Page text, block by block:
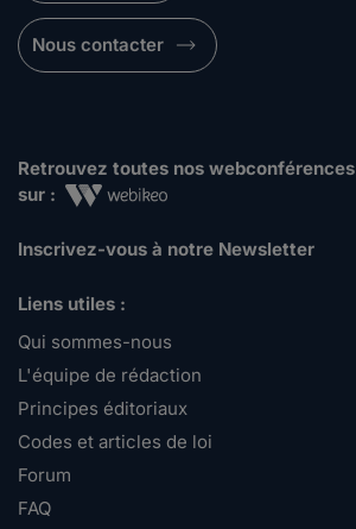
Nous contacter
Retrouvez toutes nos webconférences
sur :
Inscrivez-vous à notre Newsletter
Liens utiles :
Qui sommes-nous
L'équipe de rédaction
Principes éditoriaux
Codes et articles de loi
Forum
FAQ